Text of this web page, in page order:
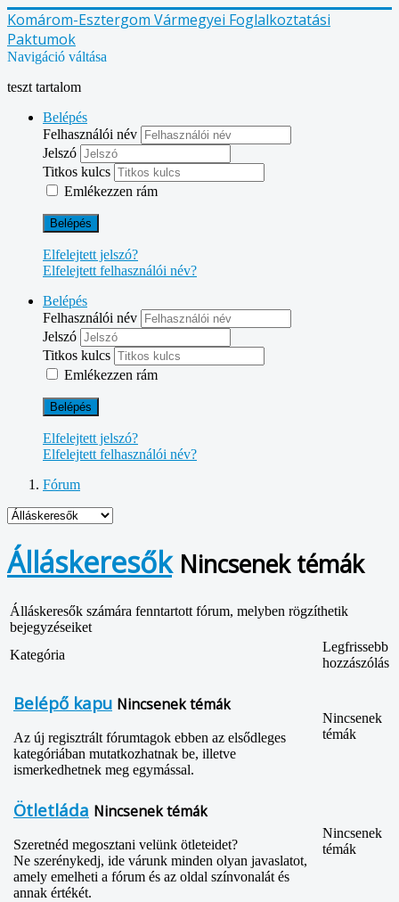
Komárom-Esztergom Vármegyei Foglalkoztatási
Paktumok
Navigáció váltása
teszt tartalom
Belépés
Felhasználói név
Jelszó
Titkos kulcs
Emlékezzen rám
Belépés
Elfelejtett jelszó?
Elfelejtett felhasználói név?
Belépés
Felhasználói név
Jelszó
Titkos kulcs
Emlékezzen rám
Belépés
Elfelejtett jelszó?
Elfelejtett felhasználói név?
Fórum
Álláskeresők Nincsenek témák
Álláskeresők számára fenntartott fórum, melyben rögzíthetik
bejegyzéseiket
Kategória
Legfrissebb
hozzászólás
Belépő kapu Nincsenek témák
Az új regisztrált fórumtagok ebben az elsődleges
kategóriában mutatkozhatnak be, illetve
ismerkedhetnek meg egymással.
Nincsenek
témák
Ötletláda Nincsenek témák
Szeretnéd megosztani velünk ötleteidet?
Ne szerénykedj, ide várunk minden olyan javaslatot,
amely emelheti a fórum és az oldal színvonalát és
annak értékét.
Nincsenek
témák